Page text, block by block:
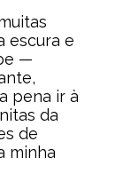
escura e
—
pena ir à
da
de
minha